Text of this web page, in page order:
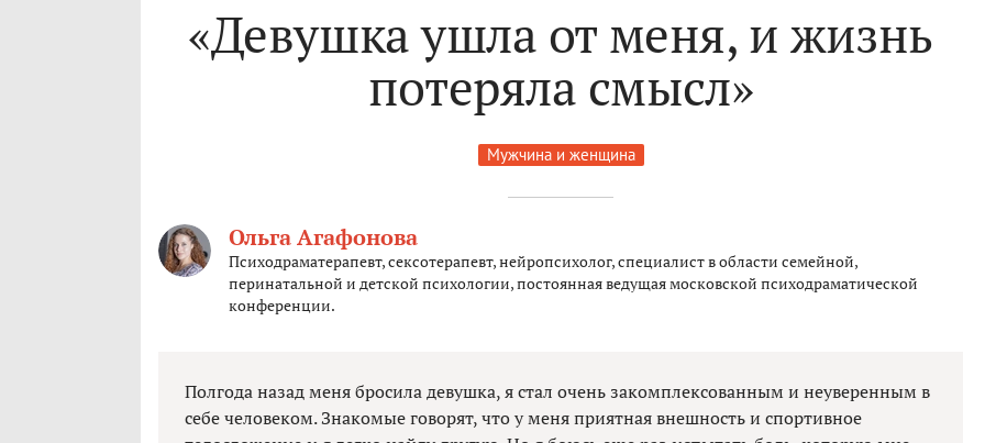
«Девушка ушла от меня, и жизнь
потеряла смысл»
Мужчина и женщина
Ольга Агафонова
Психодраматерапевт, сексотерапевт, нейропсихолог, специалист в области семейной,
перинатальной и детской психологии, постоянная ведущая московской психодраматической
конференции.
Полгода назад меня бросила девушка, я стал очень закомплексованным и неуверенным в
себе человеком. Знакомые говорят, что у меня приятная внешность и спортивное